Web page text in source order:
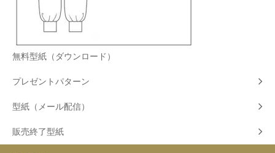
無料型紙（ダウンロード）
プレゼントパターン
型紙（メール配信）
販売終了型紙